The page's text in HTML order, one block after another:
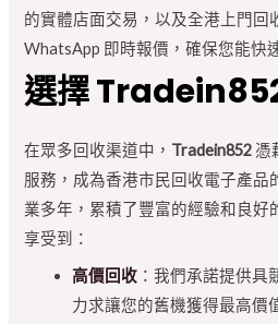
的實體店面交易，以及全港上門回
WhatsApp 即時報價，確保您能快
選擇
在眾多回收渠道中， Tradein852 憑
服務，成為香港市民回收電子產品
業多年，累積了豐富的經驗和良好
享受到：
高價回收 ：我們承諾提供具
力求讓您的舊機獲得最高價